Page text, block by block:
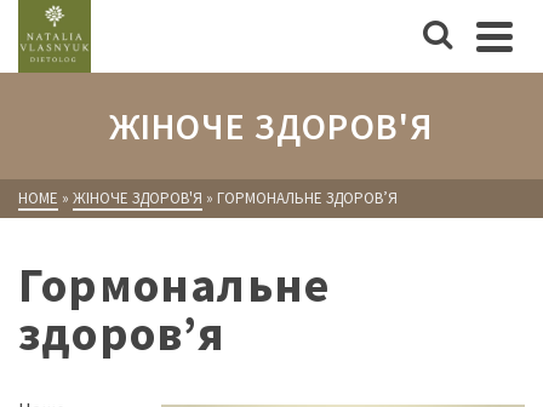
ЖІНОЧЕ ЗДОРОВ'Я
HOME » ЖІНОЧЕ ЗДОРОВ'Я » ГОРМОНАЛЬНЕ ЗДОРОВ’Я
Гормональне
здоров’я